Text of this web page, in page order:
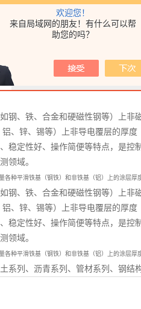
欢迎您！
来自局域网的朋友！有什么可以帮
助您的吗？
产品咨
在线咨询
钢、铁、合金和硬磁性钢等）上非
、锌、锡等）上非导电覆层的厚度
稳定性好、操作简便等特点，是控
领域。
各种平滑铁基（钢铁）和非铁基（铝）上的涂层厚
钢、铁、合金和硬磁性钢等）上非
、锌、锡等）上非导电覆层的厚度
稳定性好、操作简便等特点，是控
领域。
各种平滑铁基（钢铁）和非铁基（铝）上的涂层厚
系列、沥青系列、管材系列、钢结